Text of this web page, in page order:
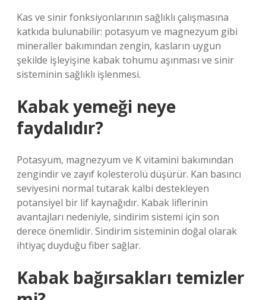
Kas ve sinir fonksiyonlarının sağlıklı çalışmasına
katkıda bulunabilir: potasyum ve magnezyum gibi
mineraller bakımından zengin, kasların uygun
şekilde işleyişine kabak tohumu aşınması ve sinir
sisteminin sağlıklı işlenmesi.
Kabak yemeği neye
faydalıdır?
Potasyum, magnezyum ve K vitamini bakımından
zengindir ve zayıf kolesterolü düşürür. Kan basıncı
seviyesini normal tutarak kalbi destekleyen
potansiyel bir lif kaynağıdır. Kabak liflerinin
avantajları nedeniyle, sindirim sistemi için son
derece önemlidir. Sindirim sisteminin doğal olarak
ihtiyaç duyduğu fiber sağlar.
Kabak bağırsakları temizler